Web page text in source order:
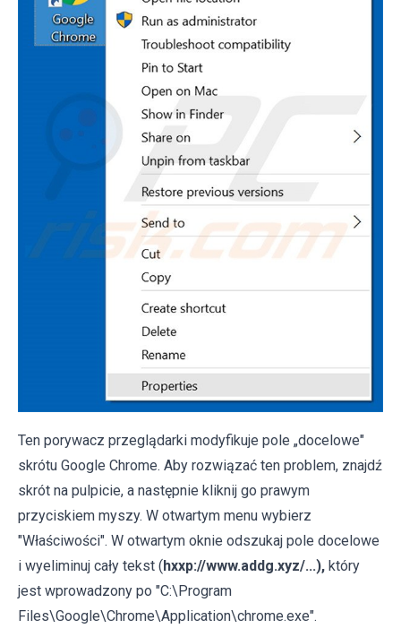
Ten porywacz przeglądarki modyfikuje pole „docelowe"
skrótu Google Chrome. Aby rozwiązać ten problem, znajdź
skrót na pulpicie, a następnie kliknij go prawym
przyciskiem myszy. W otwartym menu wybierz
"Właściwości". W otwartym oknie odszukaj pole docelowe
i wyeliminuj cały tekst ( hxxp://www.addg.xyz/...), który
jest wprowadzony po "C:\Program
Files\Google\Chrome\Application\chrome.exe".